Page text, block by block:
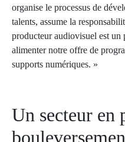
organise le processus de
talents, assume la
producteur audiovisuel est un
alimenter notre offre de
supports numériques. »
Un secteur en